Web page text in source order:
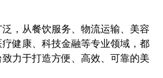
，从餐饮服务、物流运输、美容
健康、科技金融等专业领域，都
力于打造方便、高效、可靠的美